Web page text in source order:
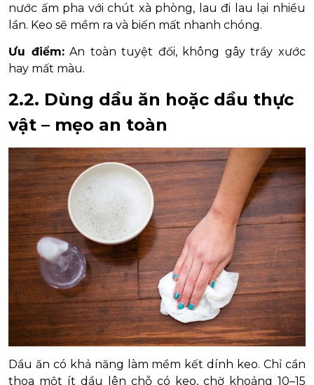
nước ấm pha với chút xà phòng, lau đi lau lại nhiều
lần. Keo sẽ mềm ra và biến mất nhanh chóng.
Ưu điểm:An toàn tuyệt đối, không gây trầy xước
hay mất màu.
2.2. Dùng dầu ăn hoặc dầu thực
vật – mẹo an toàn
Dầu ăn có khả năng làm mềm kết dính keo. Chỉ cần
thoa một ít dầu lên chỗ có keo, chờ khoảng 10–15